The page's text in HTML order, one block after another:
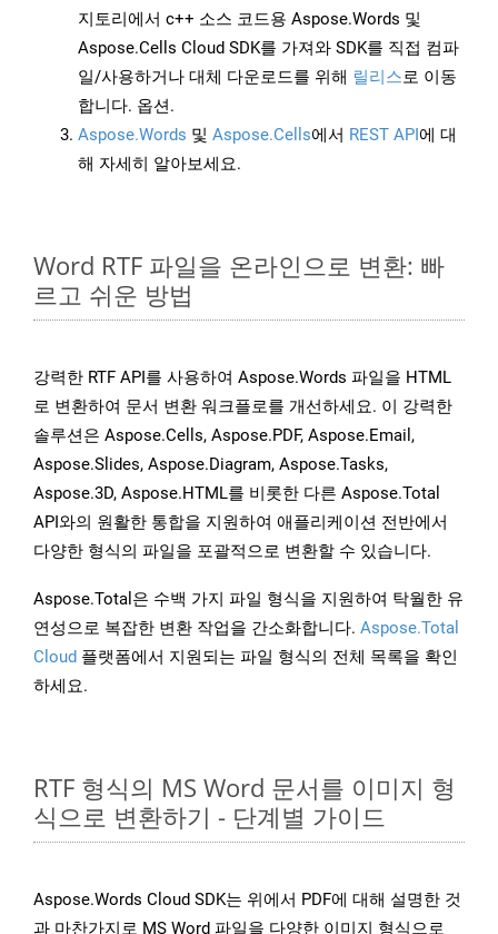
지토리에서 c++ 소스 코드용 Aspose.Words 및
Aspose.Cells Cloud SDK를 가져와 SDK를 직접 컴파
일/사용하거나 대체 다운로드를 위해 릴리스로 이동
합니다. 옵션.
Aspose.Words 및 Aspose.Cells에서 REST API에 대
해 자세히 알아보세요.
Word RTF 파일을 온라인으로 변환: 빠
르고 쉬운 방법
강력한 RTF API를 사용하여 Aspose.Words 파일을 HTML
로 변환하여 문서 변환 워크플로를 개선하세요. 이 강력한
솔루션은 Aspose.Cells, Aspose.PDF, Aspose.Email,
Aspose.Slides, Aspose.Diagram, Aspose.Tasks,
Aspose.3D, Aspose.HTML를 비롯한 다른 Aspose.Total
API와의 원활한 통합을 지원하여 애플리케이션 전반에서
다양한 형식의 파일을 포괄적으로 변환할 수 있습니다.
Aspose.Total은 수백 가지 파일 형식을 지원하여 탁월한 유
연성으로 복잡한 변환 작업을 간소화합니다. Aspose.Total
Cloud 플랫폼에서 지원되는 파일 형식의 전체 목록을 확인
하세요.
RTF 형식의 MS Word 문서를 이미지 형
식으로 변환하기 - 단계별 가이드
Aspose.Words Cloud SDK는 위에서 PDF에 대해 설명한 것
과 마찬가지로 MS Word 파일을 다양한 이미지 형식으로